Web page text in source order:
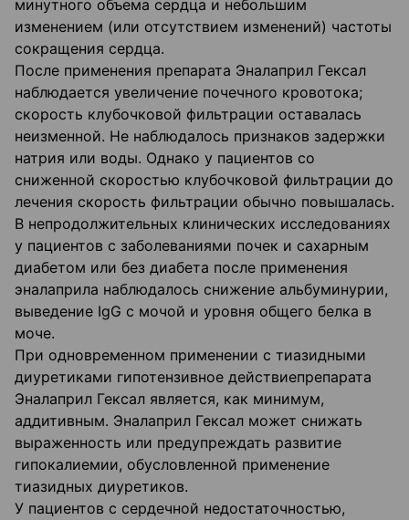
минутного объема сердца и небольшим
изменением (или отсутствием изменений) частоты
сокращения сердца.
После применения препарата Эналаприл Гексал
наблюдается увеличение почечного кровотока;
скорость клубочковой фильтрации оставалась
неизменной. Не наблюдалось признаков задержки
натрия или воды. Однако у пациентов со
сниженной скоростью клубочковой фильтрации до
лечения скорость фильтрации обычно повышалась.
В непродолжительных клинических исследованиях
у пациентов с заболеваниями почек и сахарным
диабетом или без диабета после применения
эналаприла наблюдалось снижение альбуминурии,
выведение IgG с мочой и уровня общего белка в
моче.
При одновременном применении с тиазидными
диуретиками гипотензивное действиепрепарата
Эналаприл Гексал является, как минимум,
аддитивным. Эналаприл Гексал может снижать
выраженность или предупреждать развитие
гипокалиемии, обусловленной применение
тиазидных диуретиков.
У пациентов с сердечной недостаточностью,